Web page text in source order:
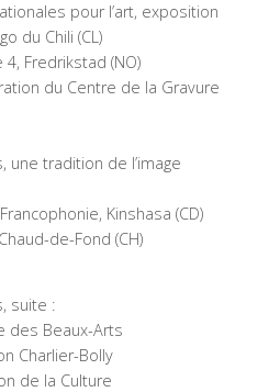
pour l’art, exposition
du Chili (CL)
Fredrikstad (NO)
du Centre de la Gravure
une tradition de l’image
Kinshasa (CD)
de-Fond (CH)
suite :
des Beaux-Arts
Charlier-Bolly
de la Culture